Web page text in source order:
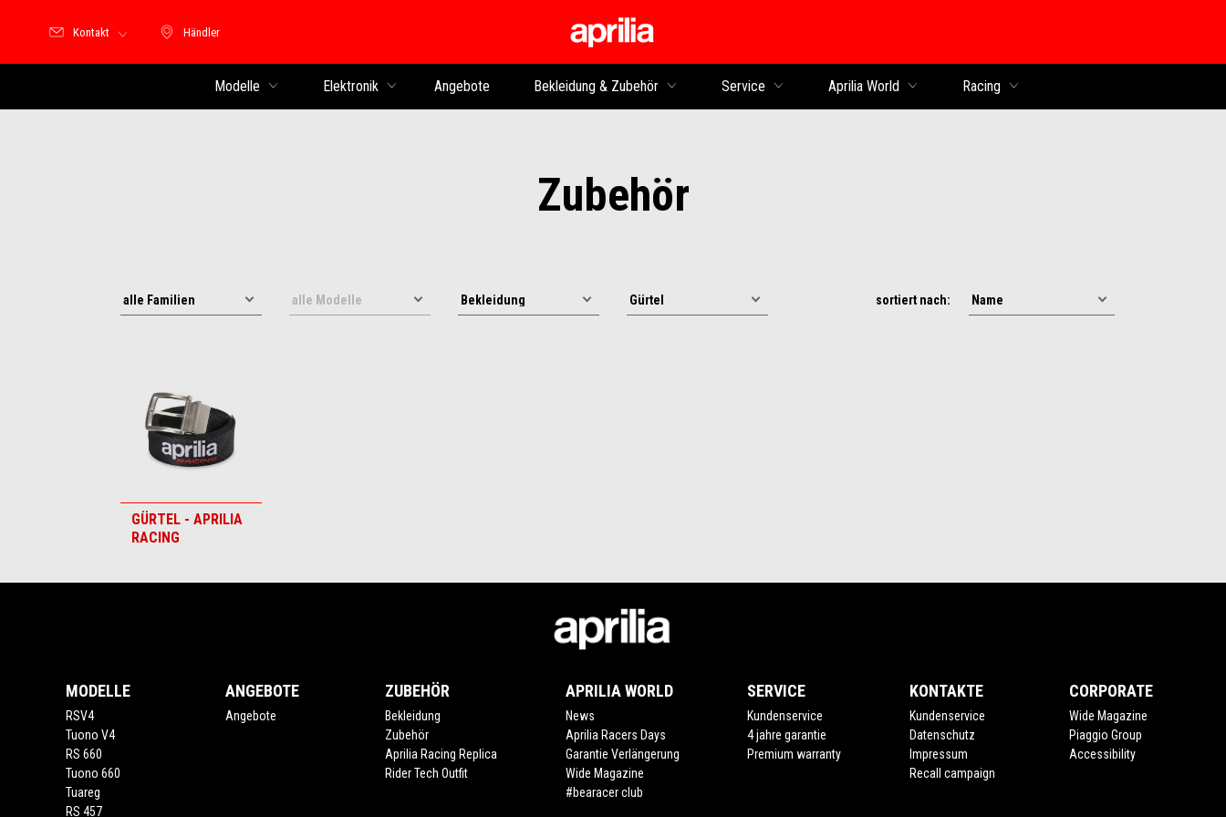
Händler
Händler
Kontakt
Modelle Elektronik Angebote Bekleidung & Zubehör Service Aprilia World Racing
Zubehör
sortiert nach:
GÜRTEL - APRILIA
RACING
MODELLE
RSV4
Tuono V4
RS 660
Tuono 660
Tuareg
RS 457
ANGEBOTE
Angebote
ZUBEHÖR
Bekleidung
Zubehör
Aprilia Racing Replica
Rider Tech Outfit
APRILIA WORLD
News
Aprilia Racers Days
Garantie Verlängerung
Wide Magazine
#bearacer club
SERVICE
Kundenservice
4 jahre garantie
Premium warranty
KONTAKTE
Kundenservice
Datenschutz
Impressum
Recall campaign
CORPORATE
Wide Magazine
Piaggio Group
Accessibility